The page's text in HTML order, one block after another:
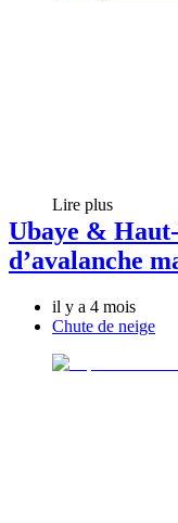
Lire plus
Ubaye &
d’avalanche
il y a 4 mois
Chute de neige